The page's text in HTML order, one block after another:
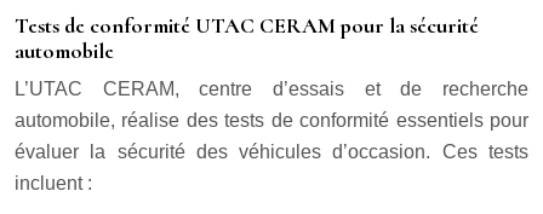
Tests de conformité UTAC CERAM pour la sécurité
automobile
L’UTAC CERAM, centre d’essais et de recherche
automobile, réalise des tests de conformité essentiels pour
évaluer la sécurité des véhicules d’occasion. Ces tests
incluent :